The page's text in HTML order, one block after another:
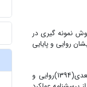
نمونه گیری در
شـغلی مورد استفاده در تحقیق اندام و اسعدی(1394) استفاده شد.ایشان روایی و پایایی
برای جمع آوری اطلاعات مربـوط بـه اســتقلال شــغلی از پرسشــنامه اســتقلال شــغلی معلمــان تی.ای.اس با 18سؤال استفاده شد اندام و اسعدی(1394)روایی و